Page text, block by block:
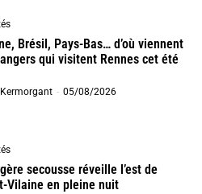
Brésil, Pays-Bas… d’où viennent
qui visitent Rennes cet été
- 05/08/2026
secousse réveille l’est de
Vilaine en pleine nuit